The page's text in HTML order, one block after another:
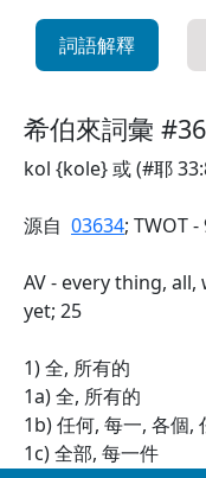
詞語解釋
希伯來詞彙
kol {kole} 或 (#耶
源自 03634; TWOT
AV - every thing,
yet; 25
1) 全, 所有的
1a) 全, 所有的
1b) 任何, 每一, 各個,
1c) 全部, 每一件